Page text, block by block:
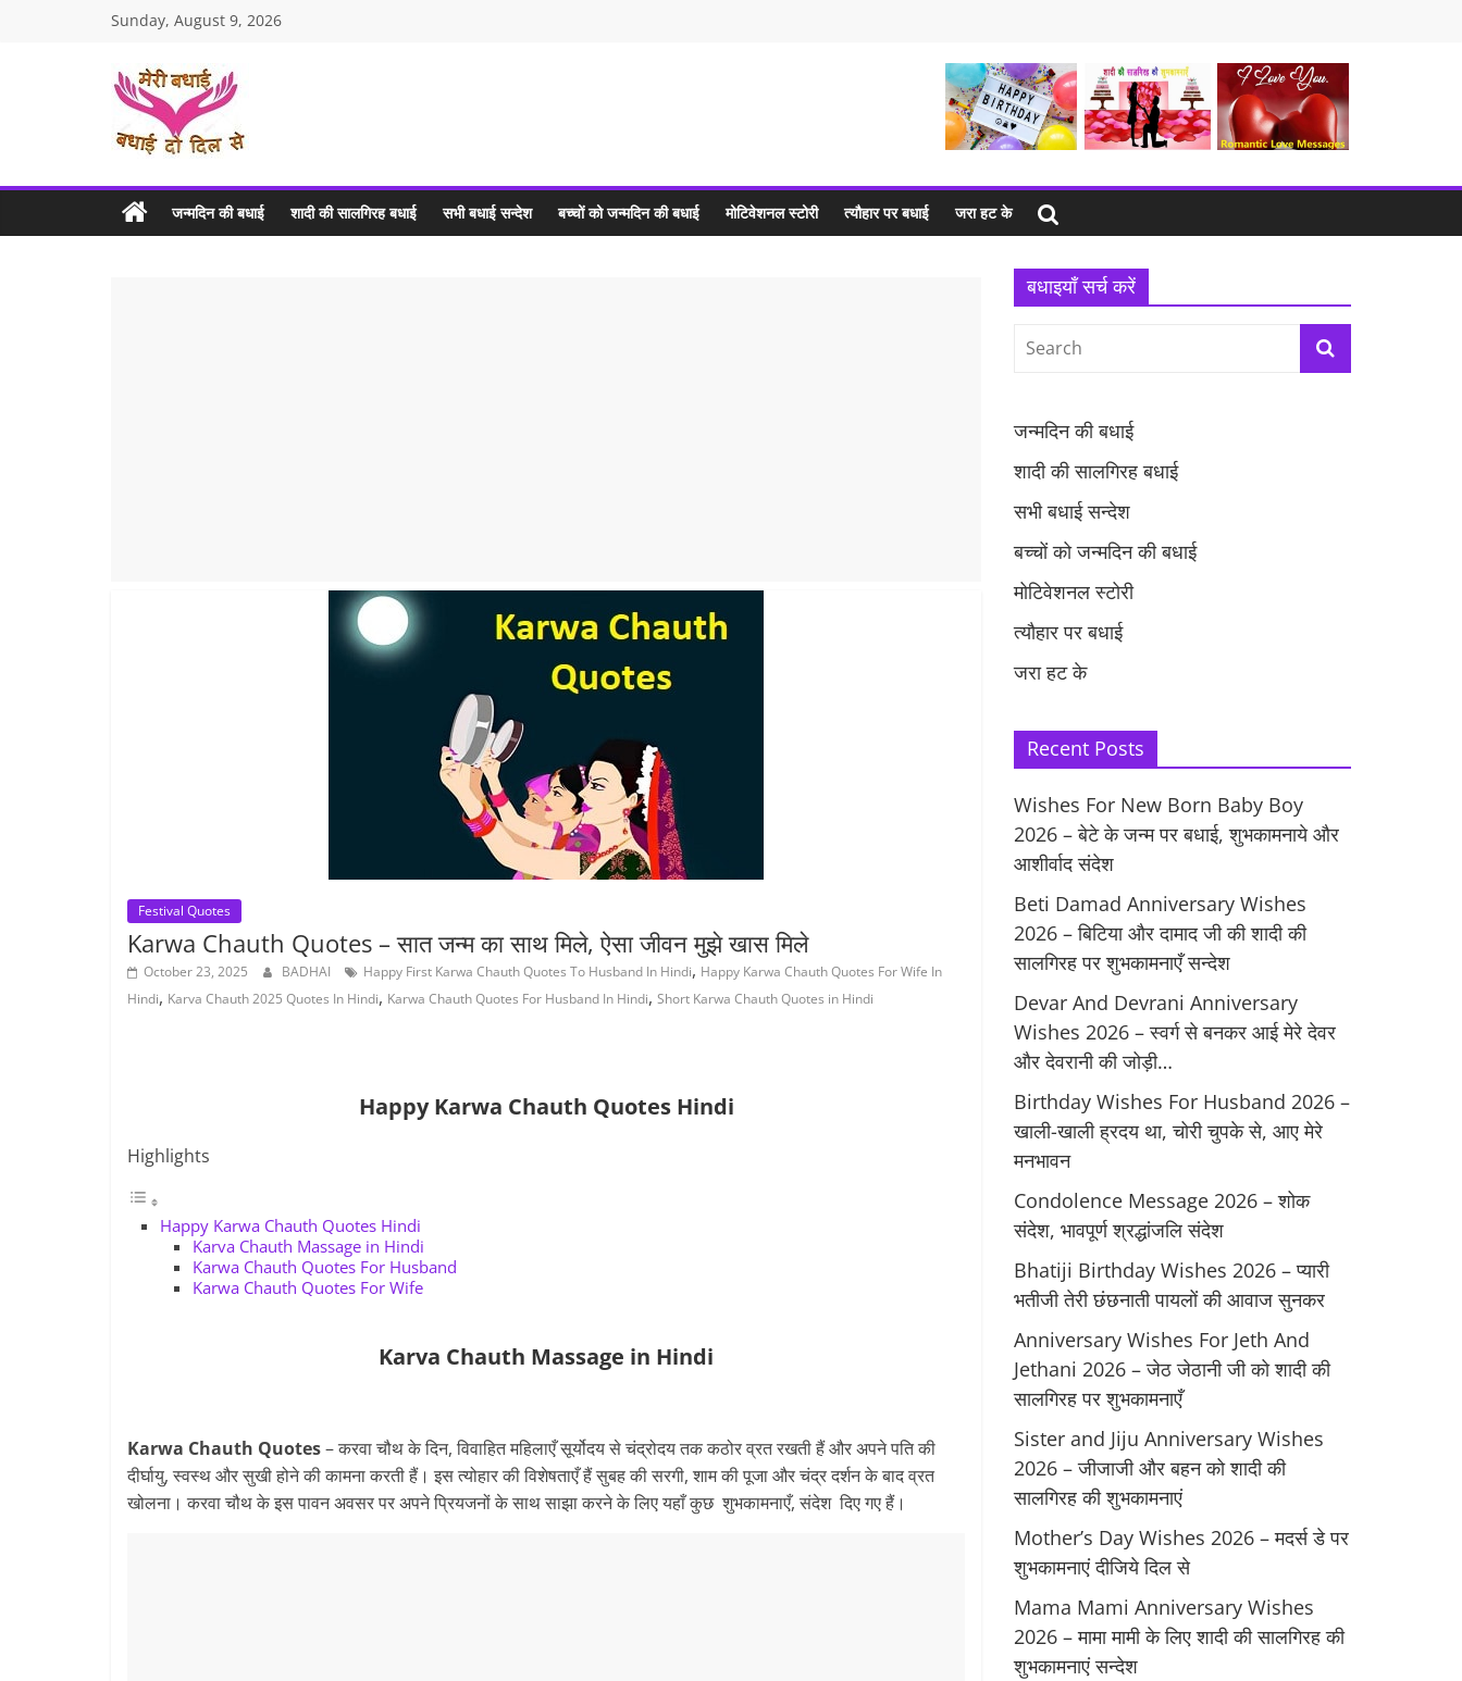
Sunday, August 9, 2026
MERI
BADHAI
Birthday
जन्मदिन की बधाई शादी की सालगिरह बधाई सभी बधाई सन्देश बच्चों को जन्मदिन की बधाई मोटिवेशनल स्टोरी त्यौहार पर बधाई जरा हट के
Festival Quotes
Karwa Chauth Quotes – सात जन्म का साथ मिले, ऐसा जीवन मुझे खास मिले
October 23, 2025 BADHAI Happy First Karwa Chauth Quotes To Husband In Hindi, Happy Karwa Chauth Quotes For Wife In
Hindi, Karva Chauth 2025 Quotes In Hindi, Karwa Chauth Quotes For Husband In Hindi, Short Karwa Chauth Quotes in Hindi
Happy Karwa Chauth Quotes Hindi
Highlights
Happy Karwa Chauth Quotes Hindi
Karva Chauth Massage in Hindi
Karwa Chauth Quotes For Husband
Karwa Chauth Quotes For Wife
Karva Chauth Massage in Hindi
Karwa Chauth Quotes– करवा चौथ के दिन, विवाहित महिलाएँ सूर्योदय से चंद्रोदय तक कठोर व्रत रखती हैं और अपने पति की
दीर्घायु, स्वस्थ और सुखी होने की कामना करती हैं। इस त्योहार की विशेषताएँ हैं सुबह की सरगी, शाम की पूजा और चंद्र दर्शन के बाद व्रत
खोलना। करवा चौथ के इस पावन अवसर पर अपने प्रियजनों के साथ साझा करने के लिए यहाँ कुछ शुभकामनाएँ, संदेश दिए गए हैं।
बधाइयाँ सर्च करें
जन्मदिन की बधाई
शादी की सालगिरह बधाई
सभी बधाई सन्देश
बच्चों को जन्मदिन की बधाई
मोटिवेशनल स्टोरी
त्यौहार पर बधाई
जरा हट के
Recent Posts
Wishes For New Born Baby Boy
2026 – बेटे के जन्म पर बधाई, शुभकामनाये और
आशीर्वाद संदेश
Beti Damad Anniversary Wishes
2026 – बिटिया और दामाद जी की शादी की
सालगिरह पर शुभकामनाएँ सन्देश
Devar And Devrani Anniversary
Wishes 2026 – स्वर्ग से बनकर आई मेरे देवर
और देवरानी की जोड़ी…
Birthday Wishes For Husband 2026 –
खाली-खाली ह्रदय था, चोरी चुपके से, आए मेरे
मनभावन
Condolence Message 2026 – शोक
संदेश, भावपूर्ण श्रद्धांजलि संदेश
Bhatiji Birthday Wishes 2026 – प्यारी
भतीजी तेरी छंछनाती पायलों की आवाज सुनकर
Anniversary Wishes For Jeth And
Jethani 2026 – जेठ जेठानी जी को शादी की
सालगिरह पर शुभकामनाएँ
Sister and Jiju Anniversary Wishes
2026 – जीजाजी और बहन को शादी की
सालगिरह की शुभकामनाएं
Mother’s Day Wishes 2026 – मदर्स डे पर
शुभकामनाएं दीजिये दिल से
Mama Mami Anniversary Wishes
2026 – मामा मामी के लिए शादी की सालगिरह की
शुभकामनाएं सन्देश